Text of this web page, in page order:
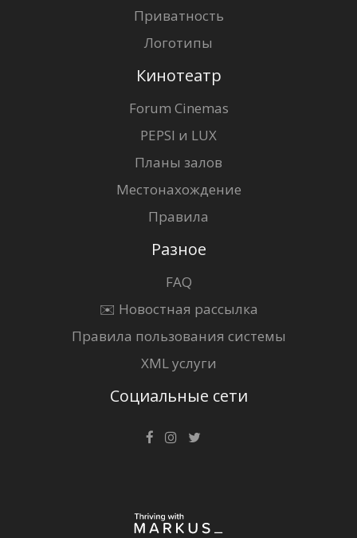
Приватность
Логотипы
Кинотеатр
Forum Cinemas
PEPSI и LUX
Планы залов
Местонахождение
Правила
Разное
FAQ
✉️ Новостная рассылка
Правила пользования системы
XML услуги
Социальные сети